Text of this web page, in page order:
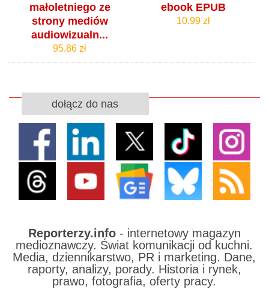
małoletniego ze
strony mediów
audiowizualn...
95.86 zł
ebook EPUB
10.99 zł
dołącz do nas
Reporterzy.info- internetowy magazyn
medioznawczy. Świat komunikacji od kuchni.
Media, dziennikarstwo, PR i marketing. Dane,
raporty, analizy, porady. Historia i rynek,
prawo, fotografia, oferty pracy.